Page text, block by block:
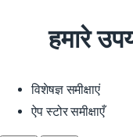
हमारे
विशेषज्ञ समीक्षाएं
ऐप स्टोर समीक्षाएँ